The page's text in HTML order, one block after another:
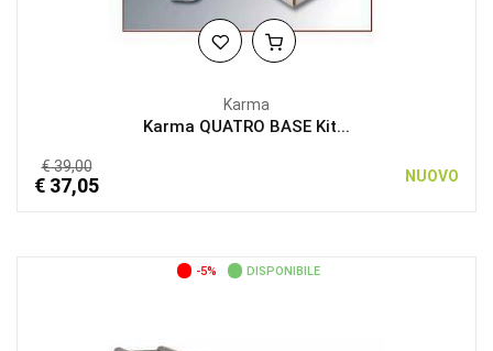
Karma
Karma QUATRO BASE Kit...
€ 39,00
€ 37,05 NUOVO
-5% DISPONIBILE